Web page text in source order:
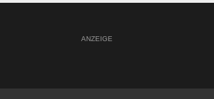
ANZEIGE